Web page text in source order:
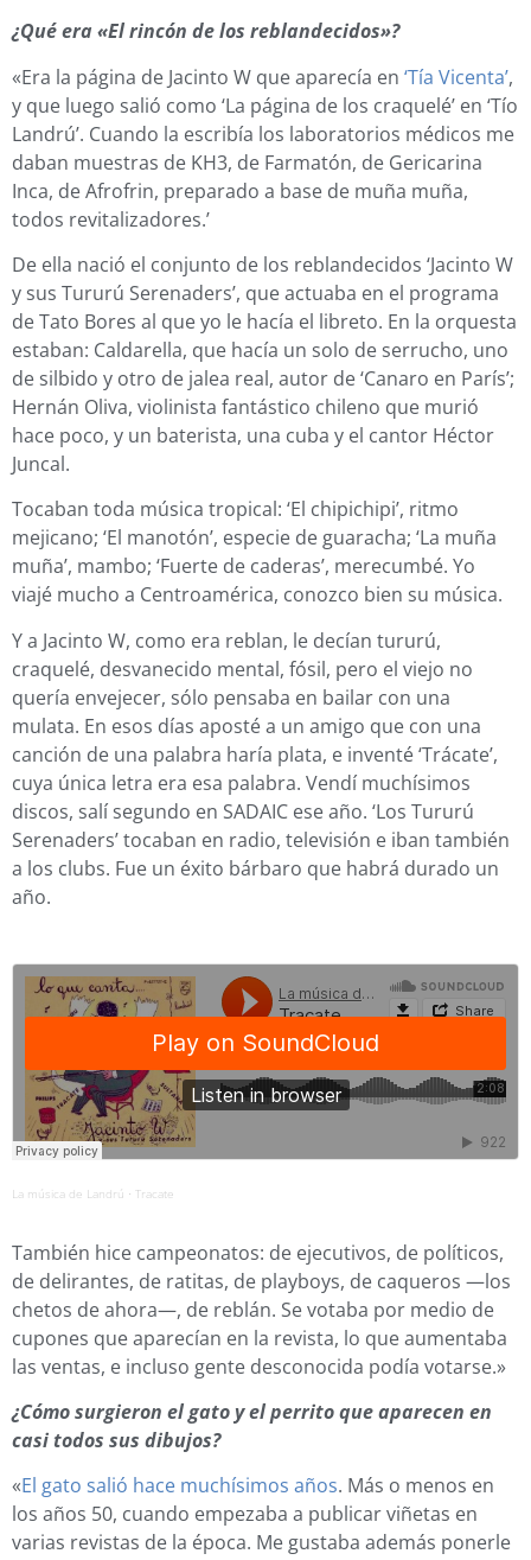
¿Qué era «El rincón de los reblandecidos»?
«Era la página de Jacinto W que aparecía en ‘Tía Vicenta’,
y que luego salió como ‘La página de los craquelé’ en ‘Tío
Landrú’. Cuando la escribía los laboratorios médicos me
daban muestras de KH3, de Farmatón, de Gericarina
Inca, de Afrofrin, preparado a base de muña muña,
todos revitalizadores.’
De ella nació el conjunto de los reblandecidos ‘Jacinto W
y sus Tururú Serenaders’, que actuaba en el programa
de Tato Bores al que yo le hacía el libreto. En la orquesta
estaban: Caldarella, que hacía un solo de serrucho, uno
de silbido y otro de jalea real, autor de ‘Canaro en París’;
Hernán Oliva, violinista fantástico chileno que murió
hace poco, y un baterista, una cuba y el cantor Héctor
Juncal.
Tocaban toda música tropical: ‘El chipichipi’, ritmo
mejicano; ‘El manotón’, especie de guaracha; ‘La muña
muña’, mambo; ‘Fuerte de caderas’, merecumbé. Yo
viajé mucho a Centroamérica, conozco bien su música.
Y a Jacinto W, como era reblan, le decían tururú,
craquelé, desvanecido mental, fósil, pero el viejo no
quería envejecer, sólo pensaba en bailar con una
mulata. En esos días aposté a un amigo que con una
canción de una palabra haría plata, e inventé ‘Trácate’,
cuya única letra era esa palabra. Vendí muchísimos
discos, salí segundo en SADAIC ese año. ‘Los Tururú
Serenaders’ tocaban en radio, televisión e iban también
a los clubs. Fue un éxito bárbaro que habrá durado un
año.
La música de Landrú · Tracate
También hice campeonatos: de ejecutivos, de políticos,
de delirantes, de ratitas, de playboys, de caqueros —los
chetos de ahora—, de reblán. Se votaba por medio de
cupones que aparecían en la revista, lo que aumentaba
las ventas, e incluso gente desconocida podía votarse.»
¿Cómo surgieron el gato y el perrito que aparecen en
casi todos sus dibujos?
«El gato salió hace muchísimos años. Más o menos en
los años 50, cuando empezaba a publicar viñetas en
varias revistas de la época. Me gustaba además ponerle